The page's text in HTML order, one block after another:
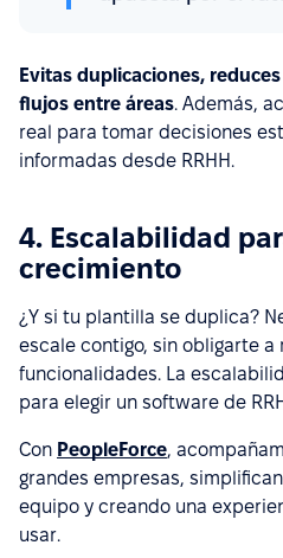
Evitas duplicaciones,
flujos entre áreas. Además,
real para tomar decisiones
informadas desde RRHH.
4. Escalabilidad
crecimiento
¿Y si tu plantilla se duplica?
escale contigo, sin obligarte a
funcionalidades. La
para elegir un software de
Con PeopleForce,
grandes empresas,
equipo y creando una
usar.